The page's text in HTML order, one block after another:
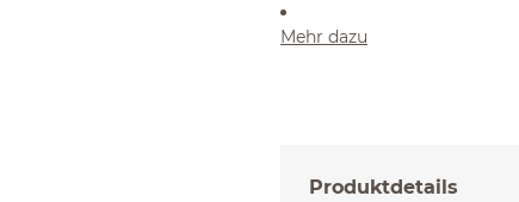
Mehr dazu
Produktdetails